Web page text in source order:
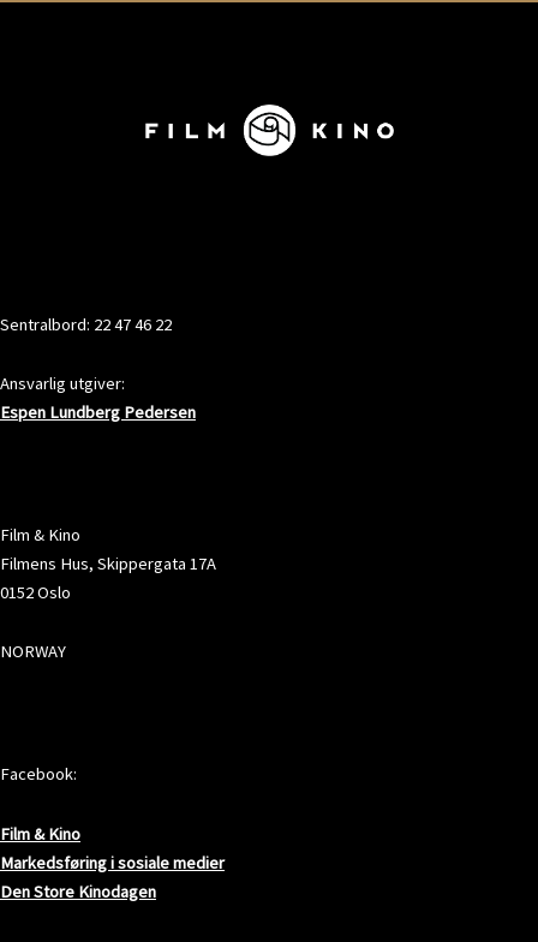
Sentralbord: 22 47 46 22
Ansvarlig utgiver:
Espen Lundberg Pedersen
Film & Kino
Filmens Hus, Skippergata 17A
0152 Oslo
NORWAY
Facebook:
Film & Kino
Markedsføring i sosiale medier
Den Store Kinodagen